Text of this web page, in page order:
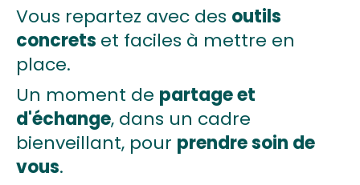
Vous repartez avec des outils
concrets et faciles à mettre en
place.
Un moment de partage et
d'échange, dans un cadre
bienveillant, pour prendre soin de
vous.